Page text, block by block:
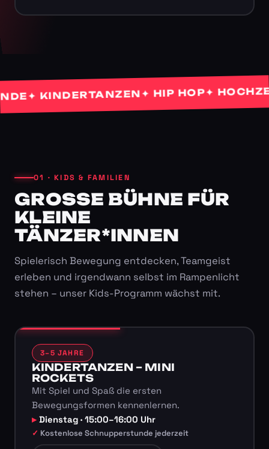
KINDERTANZEN✦ HIP HOP ✦
01 · KIDS & FAMILIEN
GROSSE BÜHNE FÜR K
LEINE T
ÄNZER*INNEN
Spielerisch Bewegung entdecken, Teamgeist
erleben und irgendwann selbst im Rampenlicht
stehen – unser Kids-Programm wächst mit.
3–5 JAHRE
KINDERTANZEN – MINI
ROCKETS
Mit Spiel und Spaß die ersten
Bewegungsformen kennenlernen.
Dienstag · 15:00–16:00 Uhr
Kostenlose Schnupperstunde jederzeit